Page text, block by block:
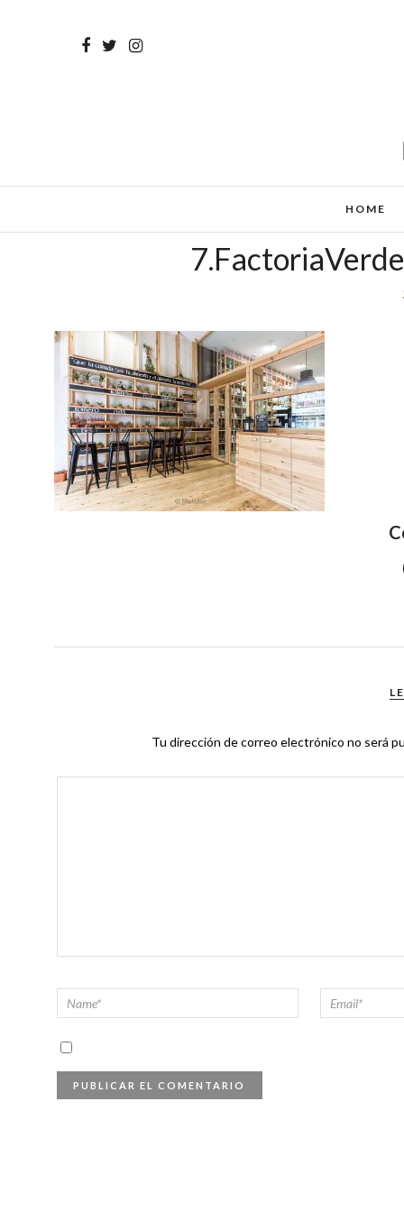
HOME
Tu dirección de correo electrónico no será